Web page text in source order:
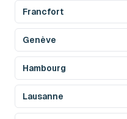
Francfort
Genève
Hambourg
Lausanne